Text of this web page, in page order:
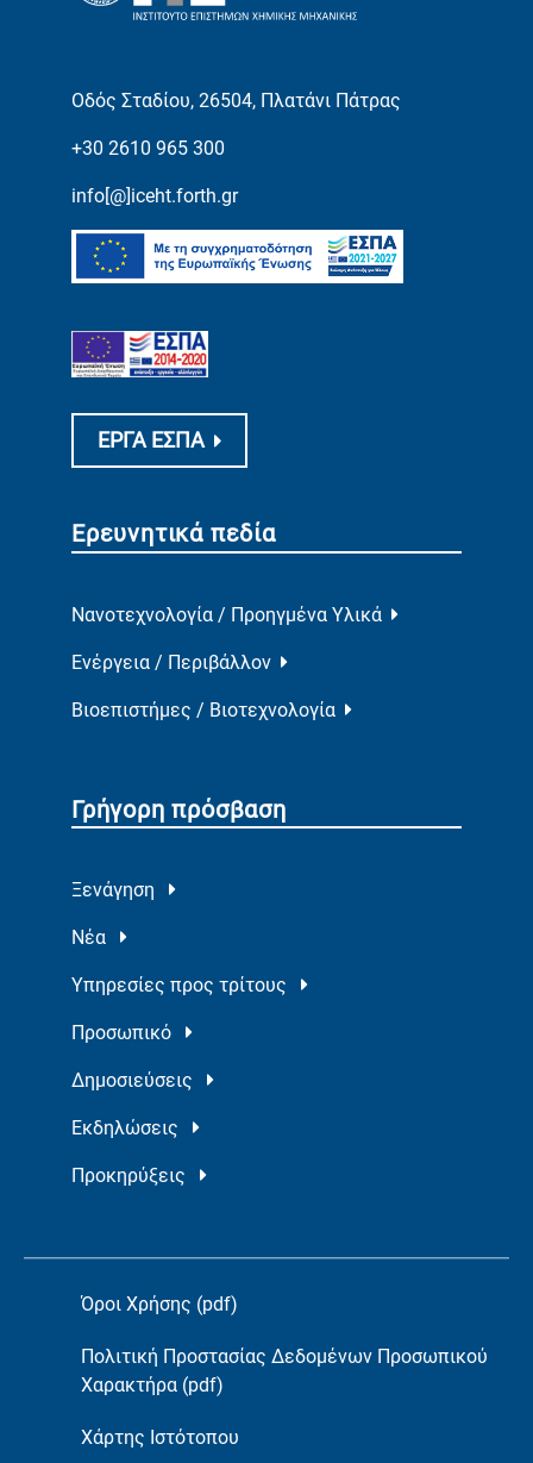
Οδός Σταδίου, 26504, Πλατάνι Πάτρας
+30 2610 965 300
info[@]iceht.forth.gr
ΕΡΓΑ ΕΣΠΑ
Ερευνητικά πεδία
Νανοτεχνολογία / Προηγμένα Υλικά
Ενέργεια / Περιβάλλον
Βιοεπιστήμες / Βιοτεχνολογία
Γρήγορη πρόσβαση
Ξενάγηση
Νέα
Υπηρεσίες προς τρίτους
Προσωπικό
Δημοσιεύσεις
Εκδηλώσεις
Προκηρύξεις
Όροι Χρήσης (pdf)
Πολιτική Προστασίας Δεδομένων Προσωπικού
Χαρακτήρα (pdf)
Χάρτης Ιστότοπου